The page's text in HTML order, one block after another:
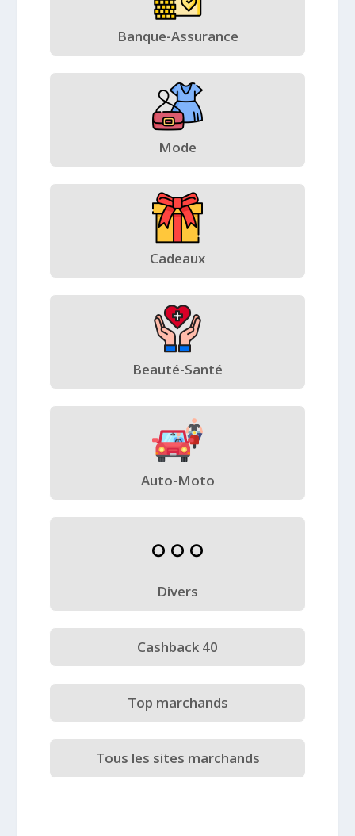
Banque-Assurance
Mode
Cadeaux
Beauté-Santé
Auto-Moto
Divers
Cashback 40
Top marchands
Tous les sites marchands